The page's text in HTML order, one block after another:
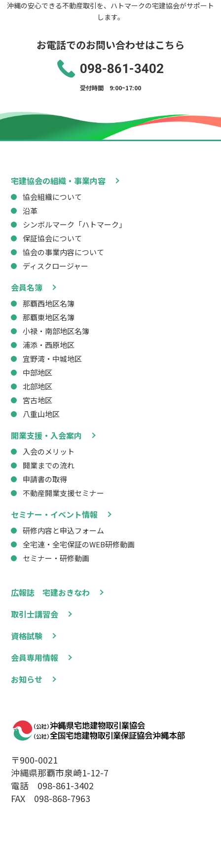
沖縄の安心できる不動産取引を、ハトマークの宅建協会がサポート
します。
お電話でのお問い合わせはこちら
098-861-3402
受付時間 9:00~17:00
広報誌 宅建おきなわ
取引士講習会
資格試験
会員専用情報
お知らせ
宅建協会の組織・事業内容
協会組織について
沿革
シンボルマーク「ハトマーク」
保証協会について
協会の事業内容について
ディスクロージャー
会員名簿
那覇西地区名簿
那覇東地区名簿
小禄・南部地区名簿
浦添・西原地区
宜野湾・中城地区
中部地区
北部地区
宮古地区
八重山地区
開業支援・入会案内
入会のメリット
開業までの流れ
申請書の取得
不動産開業支援セミナー
セミナー・イベント情報
研修内容と申込フォーム
全宅連・全宅保証のWEB研修動画
セミナー・研修動画
〒900-0021
沖縄県那覇市泉崎1-12-7
電話 098-861-3402
FAX 098-868-7963